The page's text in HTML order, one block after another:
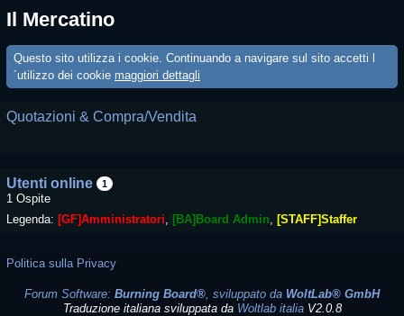
Il Mercatino
Questo sito utilizza i cookie. Continuando a navigare sul sito accetti l
´utilizzo dei cookie maggiori dettagli
Quotazioni & Compra/Vendita
Utenti online 1
1 Ospite
Legenda: [GF]Amministratori [BA]Board Admin [STAFF]Staffer
Politica sulla Privacy
Forum Software: Burning Board®, sviluppato da WoltLab® GmbH
Traduzione italiana sviluppata da Woltlab italiaV2.0.8